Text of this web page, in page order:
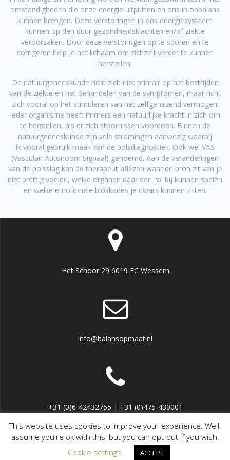
omstandigheden die onze energie uitputten en ons in onbalans
kunnen brengen. Deze verstoringen in ons energiesysteem
kunnen op den duur gezondheidsklachten en/of ziekte
veroorzaken. Door deze verstoringen op te sporen en te
corrigeren help je het lichaam om zichzelf verder te kunnen
herstellen.
De natuurgeneeskunde richt zich niet primair op het bestrijden
van de ziekte en het behandelen van de symptomen, maar richt
zich vooral op het stimuleren van het zelfgenezend vermogen.
Ieder organisme heeft immers een natuurlijke kracht in zich om
te herstellen, als er zich stoornissen voordoen. Binnen de
natuurgeneeskunde zijn vele stromingen aanwezig waarbij
ik vooral gebruik maak van de polsdiagnostiek. Ook wel VAS
(Vasculair Autonoom Signaal) genoemd. Aan de veranderingen
van de polsslag kan de therapeut aflezen waar de bron zit van je
niet prettig voelen, welke organen daar een rol bij kunnen spelen
en welke emotionele blokkades je dwars kunnen zitten.
Het Schoor 29 6019 EC Wessem
info@balansopmaat.nl
+31 (0)6-42432755 | +31 (0)475-430001
© 2026 Balans op Maat. Gebouwd met WordPress en het
Mesmerize thema
This website uses cookies to improve your experience. We'll
assume you're ok with this, but you can opt-out if you wish.
Cookie settings
ACCEPT